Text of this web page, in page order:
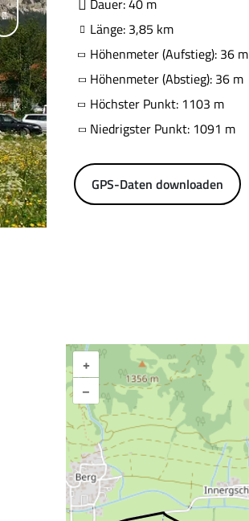
Länge: 3,85 km
Höhenmeter (Aufstieg): 36 m
Höhenmeter (Abstieg): 36 m
Höchster Punkt: 1103 m
Niedrigster Punkt: 1091 m
GPS-Daten downloaden
+
–